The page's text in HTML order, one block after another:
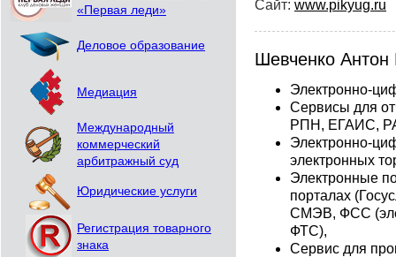
«Первая леди»
Деловое образование
Медиация
Международный
коммерческий
арбитражный суд
Юридические услуги
Регистрация товарного
знака
Сайт: www.pikyug.ru
Шевченко
Электронно-
Сервисы для
РПН, ЕГАИС,
Электронно-
электронных
Электронные
порталах
СМЭВ, ФСС
ФТС),
Сервис для